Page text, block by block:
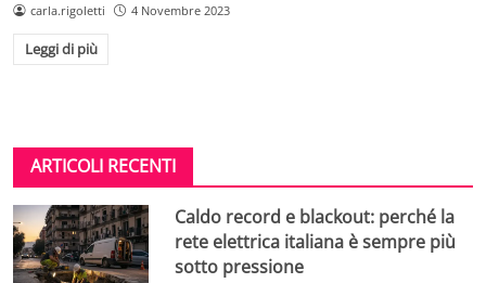
carla.rigoletti 4 Novembre 2023
Leggi di più
ARTICOLI RECENTI
Caldo record e blackout: perché la
rete elettrica italiana è sempre più
sotto pressione